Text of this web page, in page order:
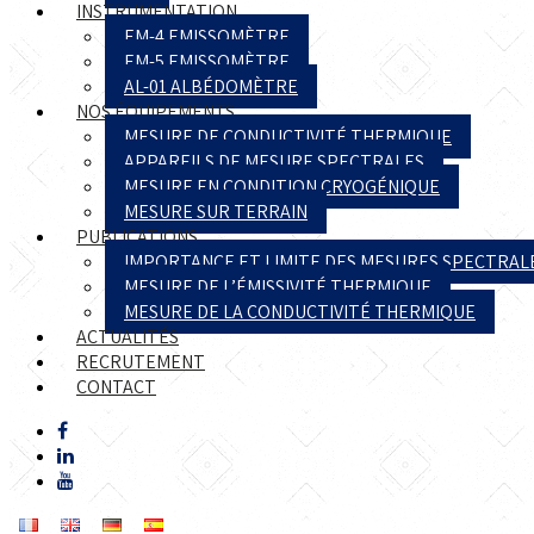
INSTRUMENTATION
EM-4 EMISSOMÈTRE
EM-5 EMISSOMÈTRE
AL-01 ALBÉDOMÈTRE
NOS ÉQUIPEMENTS
MESURE DE CONDUCTIVITÉ THERMIQUE
APPAREILS DE MESURE SPECTRALES
MESURE EN CONDITION CRYOGÉNIQUE
MESURE SUR TERRAIN
PUBLICATIONS
IMPORTANCE ET LIMITE DES MESURES
MESURE DE L’ÉMISSIVITÉ THERMIQUE
MESURE DE LA CONDUCTIVITÉ THERMIQUE
ACTUALITÉS
RECRUTEMENT
CONTACT